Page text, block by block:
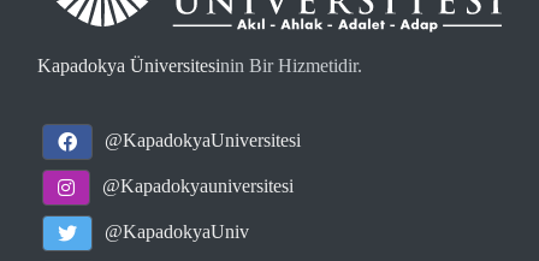
Kapadokya Üniversitesinin Bir Hizmetidir.
@KapadokyaUniversitesi
@Kapadokyauniversitesi
@KapadokyaUniv